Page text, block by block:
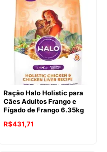
Ração Halo Holistic para
Cães Adultos Frango e
Fígado de Frango 6.35kg
O
R$431,71